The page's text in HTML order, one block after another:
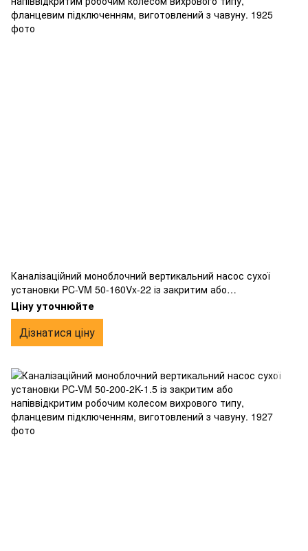
Каналізаційний моноблочний вертикальний насос сухої
установки PC-VM 50-160Vx-22 із закритим або
напіввідкритим робочим колесом вихрового типу,
фланцевим підключенням, виготовлений з чавуну.
Ціну уточнюйте
Дізнатися ціну